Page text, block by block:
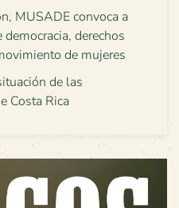
MUSADE convoca a
derechos
de mujeres
de las
Costa Rica